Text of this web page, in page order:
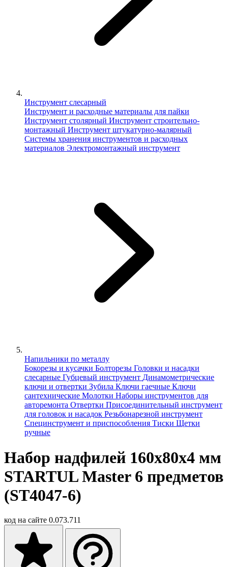
Инструмент слесарный
Инструмент и расходные материалы для пайки
Инструмент столярный Инструмент строительно-
монтажный Инструмент штукатурно-малярный
Сиcтемы хранения инструментов и расходных
материалов Электромонтажный инструмент
Напильники по металлу
Бокорезы и кусачки Болторезы Головки и насадки
слесарные Губцевый инструмент Динамометрические
ключи и отвертки Зубила Ключи гаечные Ключи
сантехнические Молотки Наборы инструментов для
авторемонта Отвертки Присоединительный инструмент
для головок и насадок Резьбонарезной инструмент
Специнструмент и приспособления Тиски Щетки
ручные
Набор надфилей 160х80х4 мм
STARTUL Master 6 предметов
(ST4047-6)
код на сайте 0.073.711